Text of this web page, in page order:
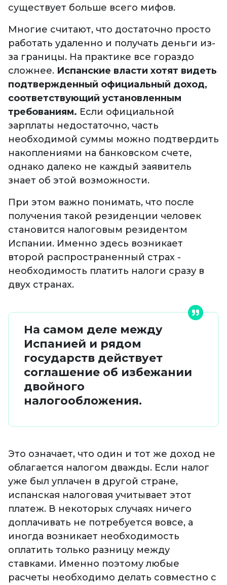
существует больше всего мифов.
Многие считают, что достаточно просто
работать удаленно и получать деньги из-
за границы. На практике все гораздо
сложнее. Испанские власти хотят видеть
подтвержденный официальный доход,
соответствующий установленным
требованиям. Если официальной
зарплаты недостаточно, часть
необходимой суммы можно подтвердить
накоплениями на банковском счете,
однако далеко не каждый заявитель
знает об этой возможности.
При этом важно понимать, что после
получения такой резиденции человек
становится налоговым резидентом
Испании. Именно здесь возникает
второй распространенный страх -
необходимость платить налоги сразу в
двух странах.
На самом деле между
Испанией и рядом
государств действует
соглашение об избежании
двойного
налогообложения.
Это означает, что один и тот же доход не
облагается налогом дважды. Если налог
уже был уплачен в другой стране,
испанская налоговая учитывает этот
платеж. В некоторых случаях ничего
доплачивать не потребуется вовсе, а
иногда возникает необходимость
оплатить только разницу между
ставками. Именно поэтому любые
расчеты необходимо делать совместно с